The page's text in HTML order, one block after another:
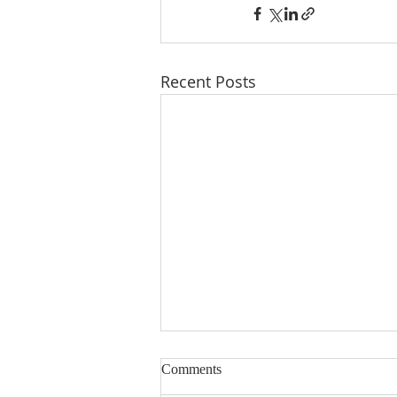
Recent Posts
时迅速递2026年第30期（总第
Comments